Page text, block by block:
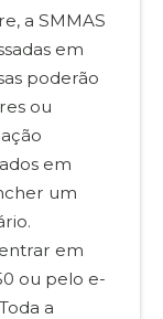
a SMMAS
em
poderão
ou
em
um
em
ou pelo e-
a